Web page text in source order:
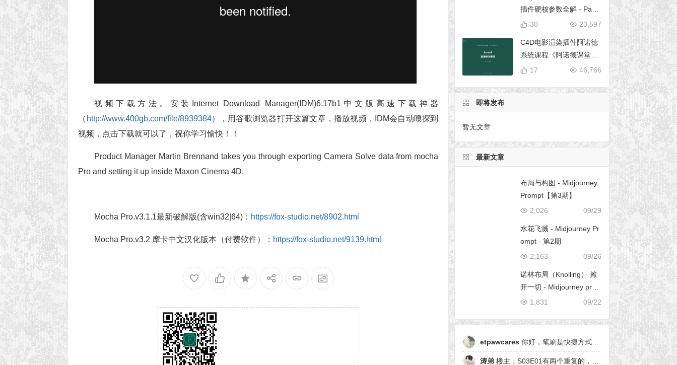
视频下载方法。安装Internet Download Manager(IDM)6.17b1中文版高速下载神器
（ http://www.400gb.com/file/8939384），用谷歌浏览器打开这篇文章，播放视频，IDM会自动嗅探到
视频，点击下载就可以了，祝你学习愉快！！
Product Manager Martin Brennand takes you through exporting Camera Solve data from mocha
Pro and setting it up inside Maxon Cinema 4D.
Mocha Pro.v3.1.1最新破解版(含win32|64)： https://fox-studio.net/8902.html
Mocha Pro.v3.2 摩卡中文汉化版本（付费软件）： https://fox-studio.net/9139.html
插件硬核参数全解 - Parti
cular 5 完全使用手册23,597
30
C4D电影渲染插件阿诺德
系统课程《阿诺德课堂之
玉清境》
46,766
17
即将发布
暂无文章
最新文章
布局与构图 - Midjourney
Prompt【第3期】
09/29
2,026
水花飞溅 - Midjourney Pr
ompt - 第2期
09/26
2,163
诺林布局（Knolling） 摊
开一切 - Midjourney pro
mpt
09/22
1,831
etpawcares 你好，笔刷是快捷方式，有原笔刷么
涛弟 楼主，S03E01有两个重复的，另一个是粒子形态